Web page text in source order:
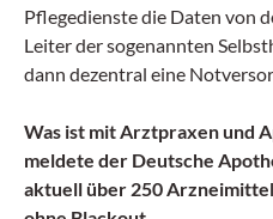
Pflegedienste die Daten von
Leiter der sogenannten
dann dezentral eine
Was ist mit Arztpraxen und
meldete der Deutsche
aktuell über 250